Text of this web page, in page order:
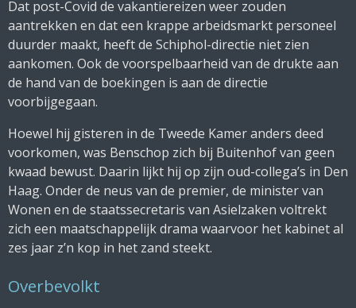
Dat post-Covid de vakantiereizen weer zouden
aantrekken en dat een krappe arbeidsmarkt personeel
duurder maakt, heeft de Schiphol-directie niet zien
aankomen. Ook de voorspelbaarheid van de drukte aan
de hand van de boekingen is aan de directie
voorbijgegaan.
Hoewel hij gisteren in de Tweede Kamer anders deed
voorkomen, was Benschop zich bij Buitenhofvan geen
kwaad bewust. Daarin lijkt hij op zijn oud-collega’s in Den
Haag. Onder de neus van de premier, de minister van
Wonen en de staatssecretaris van Asielzaken voltrekt
zich een maatschappelijk drama waarvoor het kabinet al
zes jaar z’n kop in het zand steekt.
Overbevolkt